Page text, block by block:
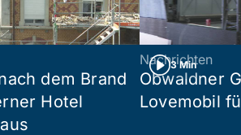
dem Brand
Hotel
3 Min
Nachrichten
Obwaldner
Lovemobil